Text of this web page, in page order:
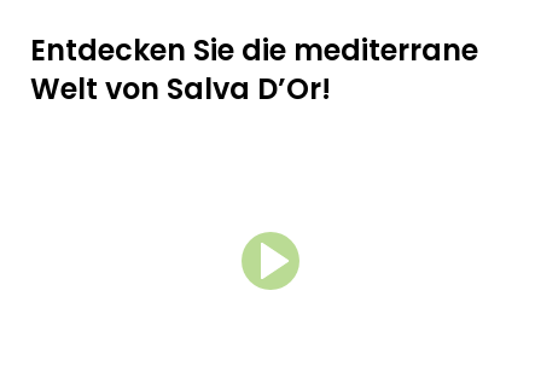
Entdecken Sie die mediterrane
Welt von Salva D’Or!